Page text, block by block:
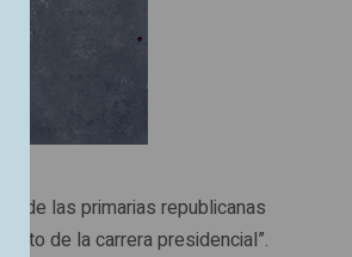
de las primarias republicanas
de la carrera presidencial”.